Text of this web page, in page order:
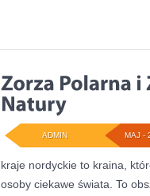
MAJ -
ADMIN
kraje nordyckie to kraina,
osoby ciekawe świata. To